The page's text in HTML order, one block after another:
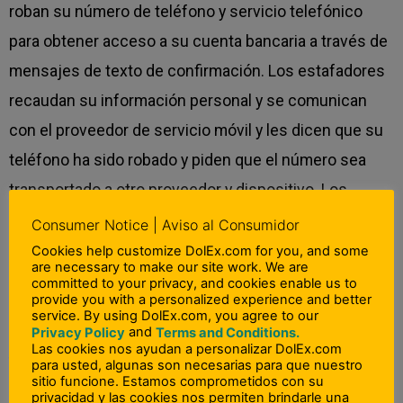
roban su número de teléfono y servicio telefónico
para obtener acceso a su cuenta bancaria a través de
mensajes de texto de confirmación. Los estafadores
recaudan su información personal y se comunican
con el proveedor de servicio móvil y les dicen que su
teléfono ha sido robado y piden que el número sea
transportado a otro proveedor y dispositivo. Los
estafadores entonces comienzan a acceder a su
cuenta que requieren autorización adicional como el
código de texto enviado a su teléfono.
Fraudes de Romance
Típicamente involucra a un criminal estableciendo una
cuenta en un sitio de citas con información y fotos
Consumer Notice | Aviso al Consumidor
Cookies help customize DolEx.com for you, and some
are necessary to make our site work. We are
committed to your privacy, and cookies enable us to
provide you with a personalized experience and better
service. By using DolEx.com, you agree to our
Privacy Policy and Terms and Conditions.
Las cookies nos ayudan a personalizar DolEx.com
para usted, algunas son necesarias para que nuestro
sitio funcione. Estamos comprometidos con su
privacidad y las cookies nos permiten brindarle una